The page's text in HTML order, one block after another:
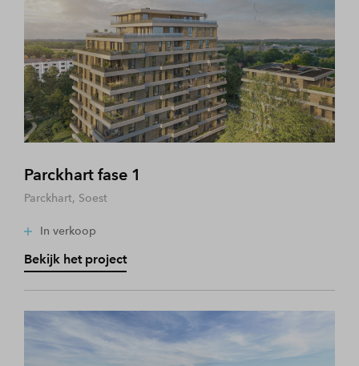
Parckhart fase 1
Parckhart, Soest
In verkoop
Bekijk het project